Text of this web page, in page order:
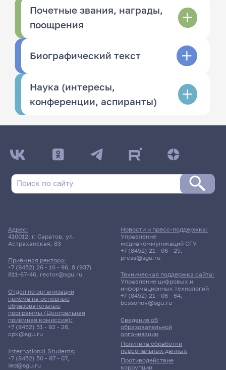
Почетные звания, награды,
поощрения
Биографический текст
Наука (интересы,
конференции, аспиранты)
Адрес:
410012, г. Саратов, ул.
Астраханская, 83
Приёмная ректора:
+7 (8452) 26 - 16 - 96, 8 (937)
811-67-46, rector@sgu.ru
Отдел по организации
приёма на основные
образовательные
программы (Центральная
приёмная комиссия):
+7 (8452) 51 - 92 - 26,
cpk@sgu.ru
International Students:
+7 (8452) 50 - 87 - 07,
ied@sgu.ru
Сведения об
образовательной
организации
Политика обработки
персональных данных
Противодействие
коррупции
Новости и пресс-поддержка:
Управление
медиакоммуникаций СГУ
+7 (8452) 21 - 06 - 25,
press@sgu.ru
Техническая поддержка сайта:
Управление цифровых и
информационных технологий
+7 (8452) 21 - 06 - 64,
bessonov@sgu.ru